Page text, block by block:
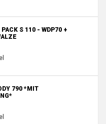
S 110 - WDP70 +
790 *MIT